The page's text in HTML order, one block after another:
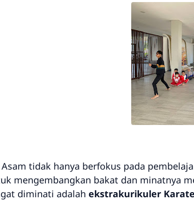
Asam tidak hanya berfokus pada
mengembangkan bakat dan minatnya
diminati adalah ekstrakurikuler